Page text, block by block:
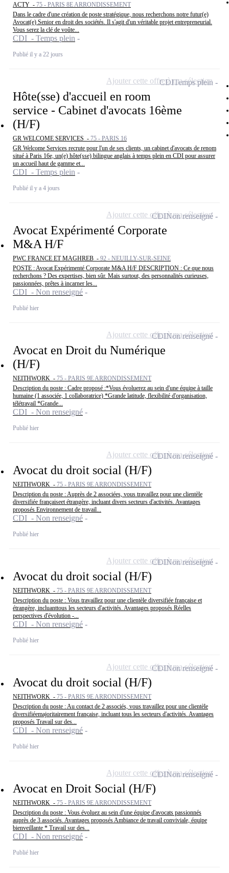
ACTY - 75 - PARIS 8E ARRONDISSEMENT
Dans le cadre d'une création de poste stratégique, nous recherchons notre futur(e)
Avocat(e) Senior en droit des sociétés. Il s'agit d'un véritable projet entrepreneurial.
Vous serez la clé de voûte...
CDI - Temps plein
Publié il y a 22 jours
Hôte(sse) d'accueil en room
service - Cabinet d'avocats 16ème
(H/F)
GR WELCOME SERVICES - 75 - PARIS 16
GR Welcome Services recrute pour l'un de ses clients, un cabinet d'avocats de renom
situé à Paris 16e, un(e) hôte(sse) bilingue anglais à temps plein en CDI pour assurer
un accueil haut de gamme et...
CDI - Temps plein
Publié il y a 4 jours
CDITemps plein
Ajouter cette offre à ma sélection
Avocat Expérimenté Corporate
M&A H/F
PWC FRANCE ET MAGHREB - 92 - NEUILLY-SUR-SEINE
POSTE : Avocat Expérimenté Corporate M&A H/F DESCRIPTION : Ce que nous
recherchons ? Des expertises, bien sûr. Mais surtout, des personnalités curieuses,
passionnées, prêtes à incarner les...
CDI - Non renseigné
Publié hier
CDINon renseigné
Ajouter cette offre à ma sélection
Avocat en Droit du Numérique
(H/F)
NEITHWORK - 75 - PARIS 9E ARRONDISSEMENT
Description du poste : Cadre proposé :*Vous évoluerez au sein d'une équipe à taille
humaine (1 associée, 1 collaboratrice) *Grande latitude, flexibilité d'organisation,
télétravail *Grande...
CDI - Non renseigné
Publié hier
CDINon renseigné
Ajouter cette offre à ma sélection
Avocat du droit social (H/F)
NEITHWORK - 75 - PARIS 9E ARRONDISSEMENT
Description du poste : Auprès de 2 associées, vous travaillez pour une clientèle
diversifiée françaiseet étrangère, incluant divers secteurs d'activités. Avantages
proposés Environnement de travail...
CDI - Non renseigné
Publié hier
CDINon renseigné
Ajouter cette offre à ma sélection
Avocat du droit social (H/F)
NEITHWORK - 75 - PARIS 9E ARRONDISSEMENT
Description du poste : Vous travaillez pour une clientèle diversifiée française et
étrangère, incluanttous les secteurs d'activités. Avantages proposés Réelles
perspectives d'évolution -...
CDI - Non renseigné
Publié hier
CDINon renseigné
Ajouter cette offre à ma sélection
Avocat du droit social (H/F)
NEITHWORK - 75 - PARIS 9E ARRONDISSEMENT
Description du poste : Au contact de 2 associés, vous travaillez pour une clientèle
diversifiéemajoritairement française, incluant tous les secteurs d'activités. Avantages
proposés Travail sur des...
CDI - Non renseigné
Publié hier
CDINon renseigné
Ajouter cette offre à ma sélection
Avocat en Droit Social (H/F)
NEITHWORK - 75 - PARIS 9E ARRONDISSEMENT
Description du poste : Vous évoluez au sein d'une équipe d'avocats passionnés
auprès de 3 associés. Avantages proposés Ambiance de travail conviviale, équipe
bienveillante * Travail sur des...
CDI - Non renseigné
Publié hier
CDINon renseigné
Ajouter cette offre à ma sélection